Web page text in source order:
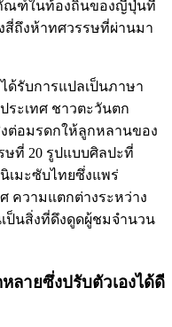
ณฑ์ในท้องถิ่นของญี่ปุ่นที่
สี่ถึงห้าทศวรรษที่ผ่านมา
ด้รับการแปลเป็นภาษา
ระเทศ ชาวตะวันตก
ต่อมรดกให้ลูกหลานของ
ที่ 20 รูปแบบศิลปะที่
เมะซับไทยซึ่งแพร่
ความแตกต่างระหว่าง
ป็นสิ่งที่ดึงดูดผู้ชมจำนวน
ลายซึ่งปรับตัวเองได้ดี